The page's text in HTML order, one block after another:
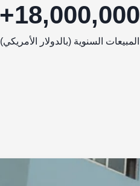
18,000,000+
المبيعات السنوية (بالدولار الأمريكي)